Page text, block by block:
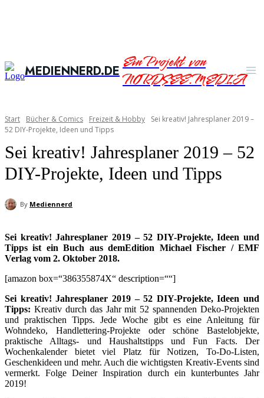
MEDIENNERD.DEEin Projekt von
NORDSEE.MEDIA
Start Bücher & Comics Freizeit & Hobby
Sei kreativ! Jahresplaner 2019 –
52 DIY-Projekte, Ideen und Tipps
Sei kreativ! Jahresplaner 2019 – 52
DIY-Projekte, Ideen und Tipps
By Mediennerd
Sei kreativ! Jahresplaner 2019 – 52 DIY-Projekte, Ideen und
Tipps ist ein Buch aus demEdition Michael Fischer / EMF
Verlag vom 2. Oktober 2018.
[amazon box=“386355874X“ description=““]
Sei kreativ! Jahresplaner 2019 – 52 DIY-Projekte, Ideen und
Tipps: Kreativ durch das Jahr mit 52 spannenden Deko-Projekten
und praktischen Tipps. Jede Woche gibt es eine Anleitung für
Wohndeko, Handlettering-Projekte oder schöne Bastelobjekte,
praktische Alltags- und Haushaltstipps und Fun Facts. Der
Wochenkalender bietet viel Platz für Notizen, To-Do-Listen,
Geschenkideen und mehr. Auch die wichtigsten Kreativ-Events sind
vermerkt. Folge Deiner Inspiration durch ein kunterbuntes Jahr
2019!